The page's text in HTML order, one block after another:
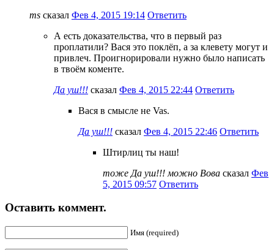
ms сказал Фев 4, 2015 19:14 Ответить
А есть доказательства, что в первый раз
проплатили? Вася это поклёп, а за клевету могут и
привлеч. Проигнорировали нужно было написать
в твоём коменте.
Да уш!!! сказал Фев 4, 2015 22:44 Ответить
Вася в смысле не Vas.
Да уш!!! сказал Фев 4, 2015 22:46 Ответить
Штирлиц ты наш!
тоже Да уш!!! можно Вова сказал Фев
5, 2015 09:57 Ответить
Оставить коммент.
Имя (required)